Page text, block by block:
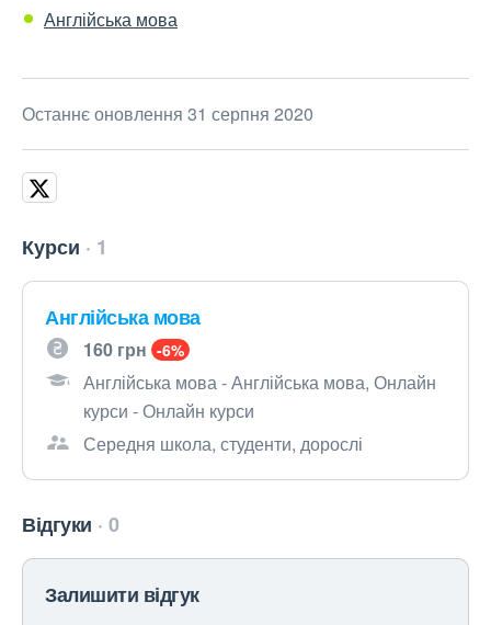
Англійська мова
Останнє оновлення 31 серпня 2020
Курси 1
Англійська мова
160 грн -6%
Англійська мова - Англійська мова, Онлайн
курси - Онлайн курси
Середня школа, студенти, дорослі
Відгуки 0
Залишити відгук